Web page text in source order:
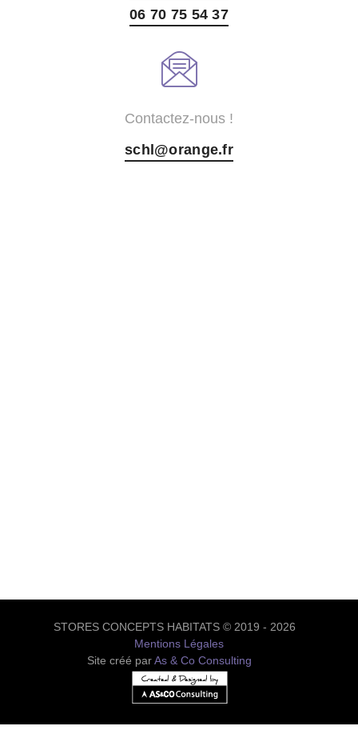
06 70 75 54 37
Contactez-nous !
schl@orange.fr
STORES CONCEPTS HABITATS © 2019 - 2026
Mentions Légales
Site créé parAs & Co Consulting